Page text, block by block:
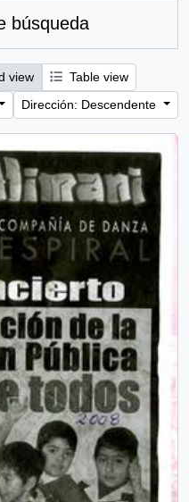
búsqueda
view
Table view
Dirección: Descendente